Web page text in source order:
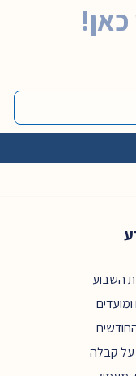
השבוע
ומועדים
קבלה